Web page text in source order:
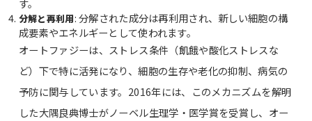
す。
分解と再利用: 分解された成分は再利用され、新しい細胞の構
成要素やエネルギーとして使われます。
オートファジーは、ストレス条件（飢餓や酸化ストレスな
ど）下で特に活発になり、細胞の生存や老化の抑制、病気の
予防に関与しています。2016年には、このメカニズムを解明
した大隅良典博士がノーベル生理学・医学賞を受賞し、オー